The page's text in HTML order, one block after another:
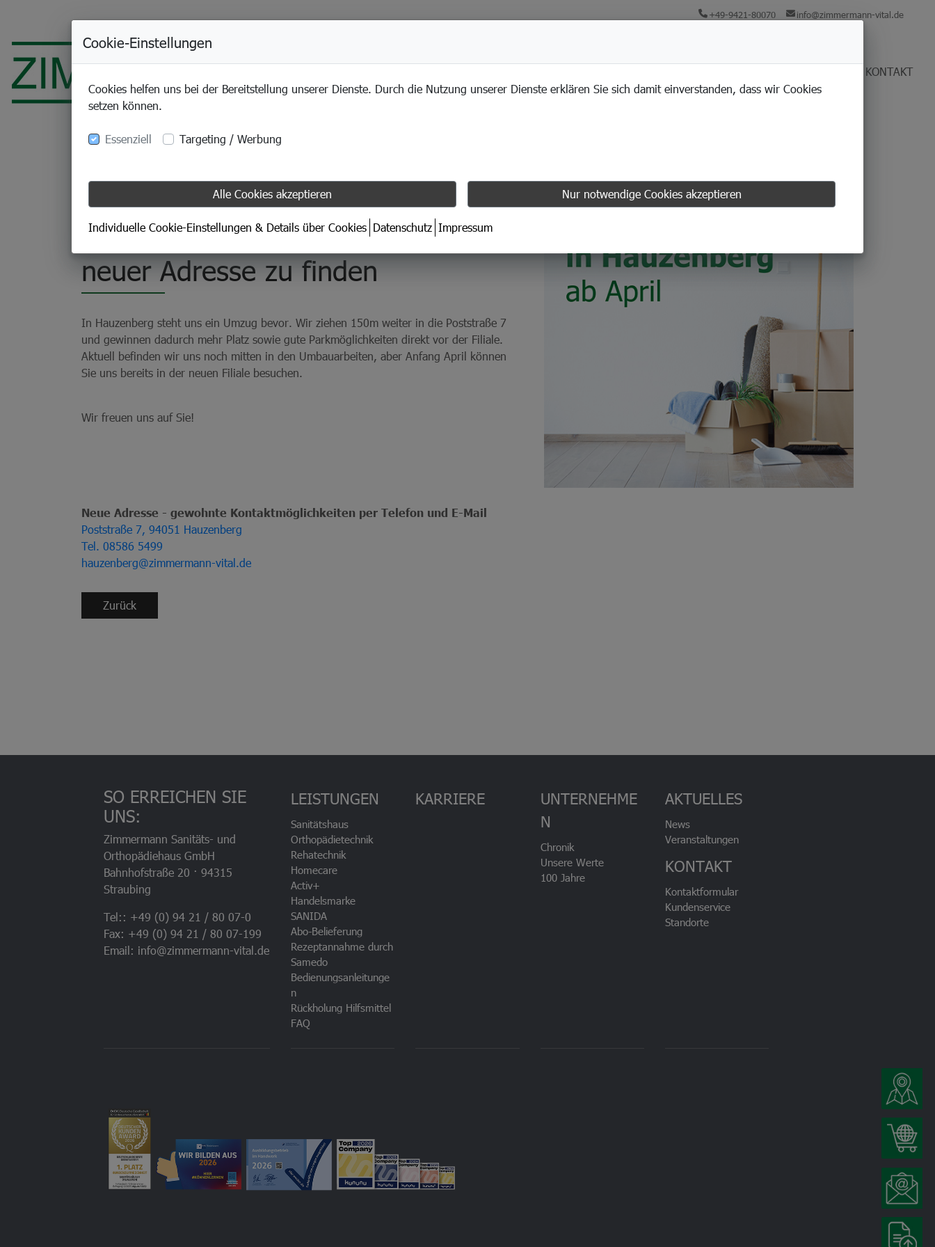
+49-9421-80070 info@zimmermann-vital.de
KONTAKT
Filiale Hauzenberg ab April unter
neuer Adresse zu finden
In Hauzenberg steht uns ein Umzug bevor. Wir ziehen 150m weiter in die Poststraße 7
und gewinnen dadurch mehr Platz sowie gute Parkmöglichkeiten direkt vor der Filiale.
Aktuell befinden wir uns noch mitten in den Umbauarbeiten, aber Anfang April können
Sie uns bereits in der neuen Filiale besuchen.
Wir freuen uns auf Sie!
Neue Adresse - gewohnte Kontaktmöglichkeiten per Telefon und E-Mail
Poststraße 7, 94051 Hauzenberg
Tel. 08586 5499
hauzenberg@zimmermann-vital.de
Zurück
SO ERREICHEN SIE
UNS:
Zimmermann Sanitäts- und
Orthopädiehaus GmbH
Bahnhofstraße 20 · 94315
Straubing
Tel:: +49 (0) 94 21 / 80 07-0
Fax: +49 (0) 94 21 / 80 07-199
Email: info@zimmermann-vital.de
LEISTUNGEN
Sanitätshaus
Orthopädietechnik
Rehatechnik
Homecare
Activ+
Handelsmarke
SANIDA
Abo-Belieferung
Rezeptannahme durch
Samedo
Bedienungsanleitunge
n
Rückholung Hilfsmittel
FAQ
KARRIERE
UNTERNEHME
N
Chronik
Unsere Werte
100 Jahre
AKTUELLES
News
Veranstaltungen
KONTAKT
Kontaktformular
Kundenservice
Standorte
Cookie-Einstellungen
Cookies helfen uns bei der Bereitstellung unserer Dienste. Durch die Nutzung unserer Dienste erklären Sie sich damit einverstanden, dass wir Cookies
setzen können.
Essenziell Targeting / Werbung
Alle Cookies akzeptieren Nur notwendige Cookies akzeptieren
Individuelle Cookie-Einstellungen & Details über Cookies Datenschutz Impressum